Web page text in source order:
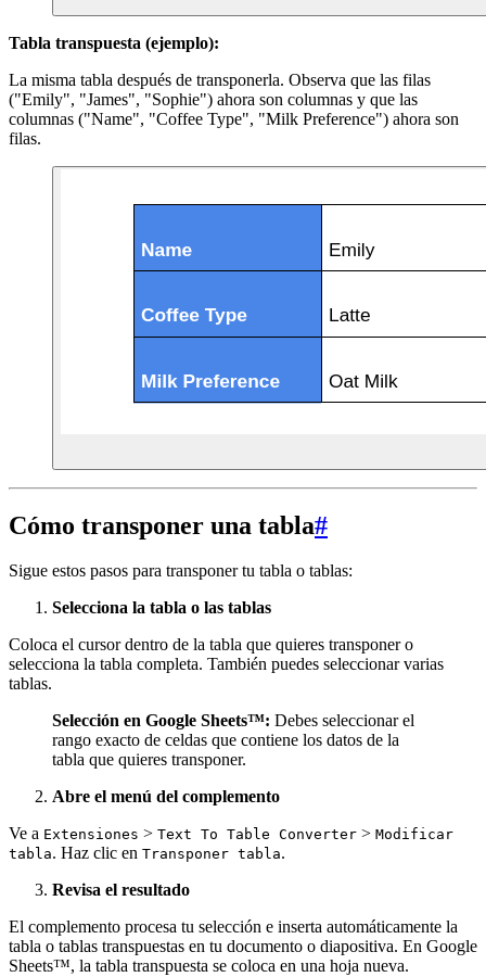
Tabla transpuesta (ejemplo):
La misma tabla después de transponerla. Observa que las filas
("Emily", "James", "Sophie") ahora son columnas y que las
columnas ("Name", "Coffee Type", "Milk Preference") ahora son
filas.
Cómo transponer una tabla#
Sigue estos pasos para transponer tu tabla o tablas:
Selecciona la tabla o las tablas
Coloca el cursor dentro de la tabla que quieres transponer o
selecciona la tabla completa. También puedes seleccionar varias
tablas.
Selección en Google Sheets™: Debes seleccionar el
rango exacto de celdas que contiene los datos de la
tabla que quieres transponer.
Abre el menú del complemento
Ve a Extensiones > Text To Table Converter > Modificar
tabla. Haz clic en Transponer tabla.
Revisa el resultado
El complemento procesa tu selección e inserta automáticamente la
tabla o tablas transpuestas en tu documento o diapositiva. En Google
Sheets™, la tabla transpuesta se coloca en una hoja nueva.